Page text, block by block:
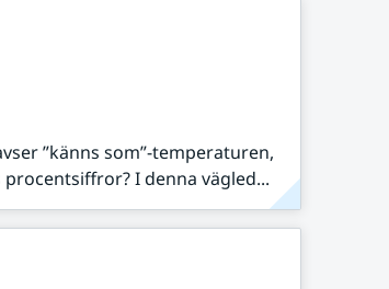
”känns som”-temperaturen,
I denna vägled...